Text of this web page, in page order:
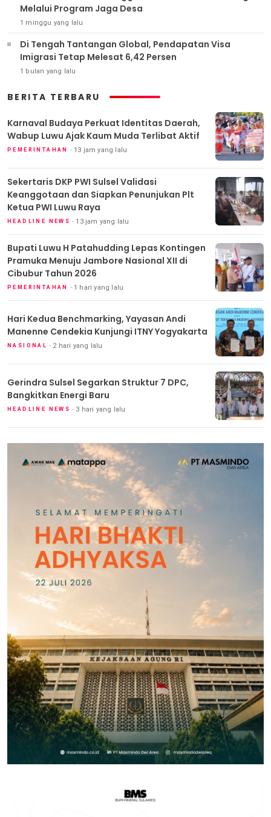
Melalui Program Jaga Desa
1 minggu yang lalu
Di Tengah Tantangan Global, Pendapatan Visa
Imigrasi Tetap Melesat 6,42 Persen
1 bulan yang lalu
BERITA TERBARU
Karnaval Budaya Perkuat Identitas Daerah,
Wabup Luwu Ajak Kaum Muda Terlibat Aktif
PEMERINTAHAN 13 jam yang lalu
Sekertaris DKP PWI Sulsel Validasi
Keanggotaan dan Siapkan Penunjukan Plt
Ketua PWI Luwu Raya
HEADLINE NEWS 13 jam yang lalu
Bupati Luwu H Patahudding Lepas Kontingen
Pramuka Menuju Jambore Nasional XII di
Cibubur Tahun 2026
PEMERINTAHAN 1 hari yang lalu
Hari Kedua Benchmarking, Yayasan Andi
Manenne Cendekia Kunjungi ITNY Yogyakarta
NASIONAL 2 hari yang lalu
Gerindra Sulsel Segarkan Struktur 7 DPC,
Bangkitkan Energi Baru
HEADLINE NEWS 3 hari yang lalu